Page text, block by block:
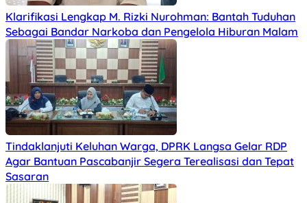
Klarifikasi Lengkap M. Rizki Nurohman: Bantah Tuduhan
Sebagai Bandar Narkoba dan Pengelola Hiburan Malam
Tindaklanjuti Keluhan Warga, DPRK Langsa Gelar RDP
Agar Bantuan Pascabanjir Segera Terealisasi dan Tepat
Sasaran